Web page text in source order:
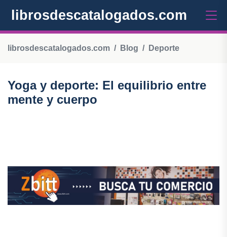
librosdescatalogados.com
librosdescatalogados.com Blog Deporte
Yoga y deporte: El equilibrio entre
mente y cuerpo